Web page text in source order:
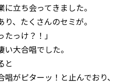
立ち会ってきました。
、たくさんのセミが。
たっけ？！」
大合唱でした。
と
がピターッ！と止んでおり、